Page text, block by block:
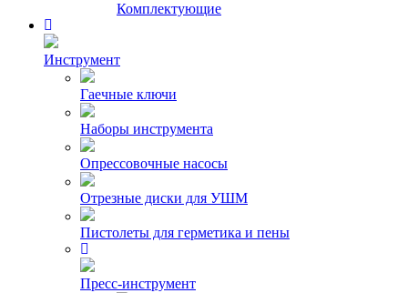
Комплектующие
Инструмент
Гаечные ключи
Наборы инструмента
Опрессовочные насосы
Отрезные диски для УШМ
Пистолеты для герметика и пены
Пресс-инструмент